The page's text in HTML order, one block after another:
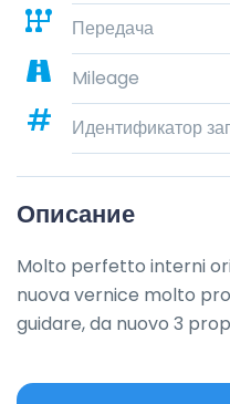
Передача
Mileage
Идентификатор
Описание
Molto perfetto interni
nuova vernice molto
guidare, da nuovo 3